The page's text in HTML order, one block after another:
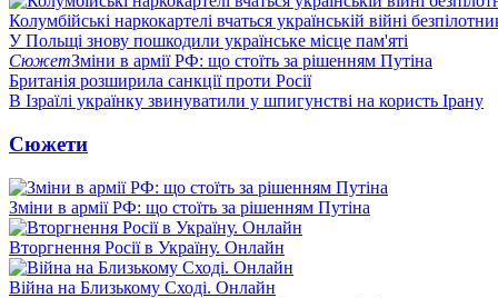
Колумбійські наркокартелі вчаться українській війні
У Польщі знову пошкодили українське місце пам'яті
СюжетЗміни в армії РФ: що стоїть за рішенням Путіна
Британія розширила санкції проти Росії
В Ізраїлі українку звинуватили у шпигунстві на користь Ірану
Сюжети
Зміни в армії РФ: що стоїть за рішенням Путіна
Вторгнення Росії в Україну. Онлайн
Війна на Близькому Сході. Онлайн